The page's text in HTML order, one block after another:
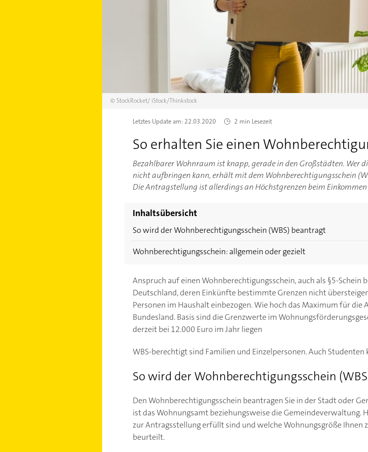
©StockRocket/ iStock/Thinkstock
Letztes Update am:22.03.2020 2 min Lesezeit
So erhalten Sie einen
Bezahlbarer Wohnraum ist knapp, gerade in den Großstädten. Wer
nicht aufbringen kann, erhält mit dem Wohnberechtigungsschein
Die Antragstellung ist allerdings an Höchstgrenzen beim Einkommen
Inhaltsübersicht
So wird der Wohnberechtigungsschein (WBS) beantragt
Wohnberechtigungsschein: allgemein oder gezielt
Anspruch auf einen Wohnberechtigungsschein, auch als §5-Schein
Deutschland, deren Einkünfte bestimmte Grenzen nicht
Personen im Haushalt einbezogen. Wie hoch das Maximum für
Bundesland. Basis sind die Grenzwerte im
derzeit bei 12.000 Euro im Jahr liegen
WBS-berechtigt sind Familien und Einzelpersonen. Auch
So wird der Wohnberechtigungsschein
Den Wohnberechtigungsschein beantragen Sie in der Stadt oder
ist das Wohnungsamt beziehungsweise die Gemeindeverwaltung.
zur Antragsstellung erfüllt sind und welche Wohnungsgröße Ihnen
beurteilt.